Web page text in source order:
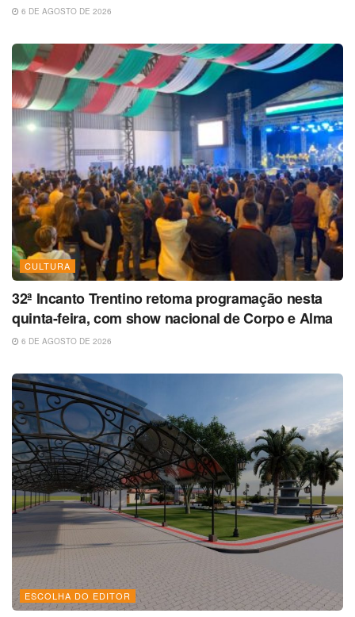
6 DE AGOSTO DE 2026
CULTURA
32ª Incanto Trentino retoma programação nesta
quinta-feira, com show nacional de Corpo e Alma
6 DE AGOSTO DE 2026
ESCOLHA DO EDITOR